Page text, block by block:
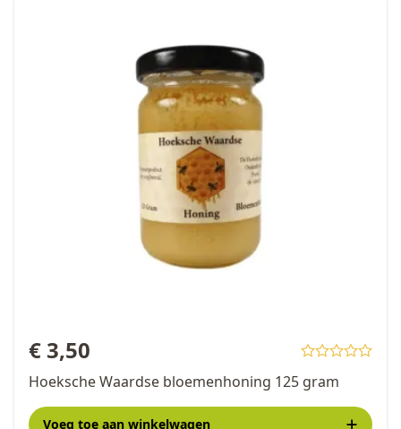
€ 3,50
Hoeksche Waardse bloemenhoning 125 gram
Voeg toe aan winkelwagen